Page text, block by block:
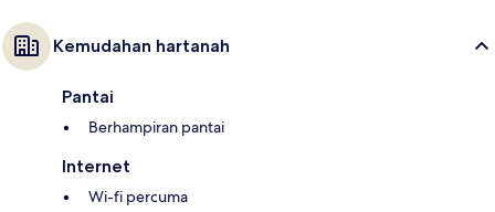
Kemudahan hartanah
Pantai
Berhampiran pantai
Internet
Wi-fi percuma